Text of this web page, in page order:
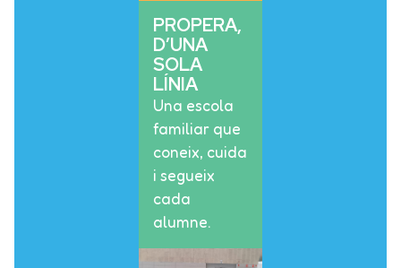
PROPERA,
D’UNA
SOLA
LÍNIA
Una escola
familiar que
coneix, cuida
i segueix
cada
alumne.